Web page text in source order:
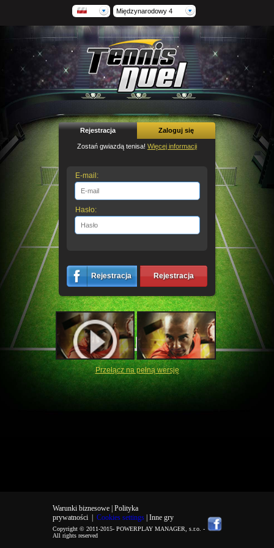
Międzynarodowy 4
Rejestracja Zaloguj się
Zostań gwiazdą tenisa! Więcej informacji
E-mail:
Hasło:
Rejestracja Rejestracja
Przełącz na pełną wersję
Warunki biznesowe | Polityka
prywatności| Cookies settings | Inne gry
Copyright © 2011-2015- POWERPLAY MANAGER, s.r.o. -
All rights reserved